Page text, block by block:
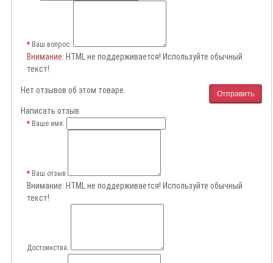
Ваш вопрос:
Внимание: HTML не поддерживается! Используйте обычный
текст!
Отправить
Нет отзывов об этом товаре.
Написать отзыв
Ваше имя:
Ваш отзыв
Внимание: HTML не поддерживается! Используйте обычный
текст!
Достоинства: